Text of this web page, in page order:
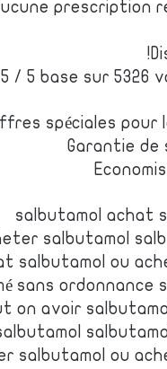
prescription
/ 5 base sur 5326
spéciales pour
Garantie de
salbutamol achat
salbutamol
salbutamol ou
sans ordonnance
on avoir
salbutamol ou